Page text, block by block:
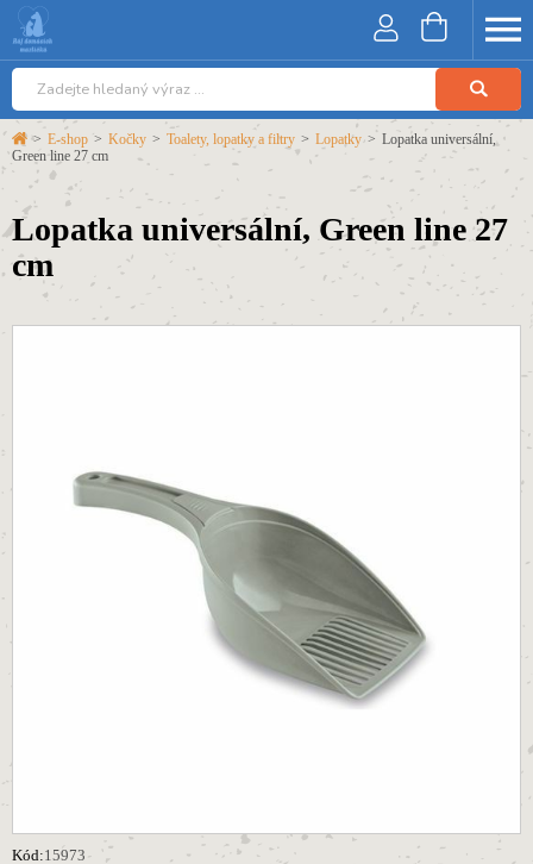
> E-shop > Kočky > Toalety, lopatky a filtry > Lopatky > Lopatka universální,
Green line 27 cm
Lopatka universální, Green line 27
cm
Kód:15973